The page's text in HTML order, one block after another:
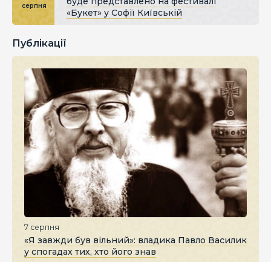
серпня
«Букет» у Софії Київській
Публікації
7 серпня
«Я завжди був вільний»: владика Павло Василик
у спогадах тих, хто його знав